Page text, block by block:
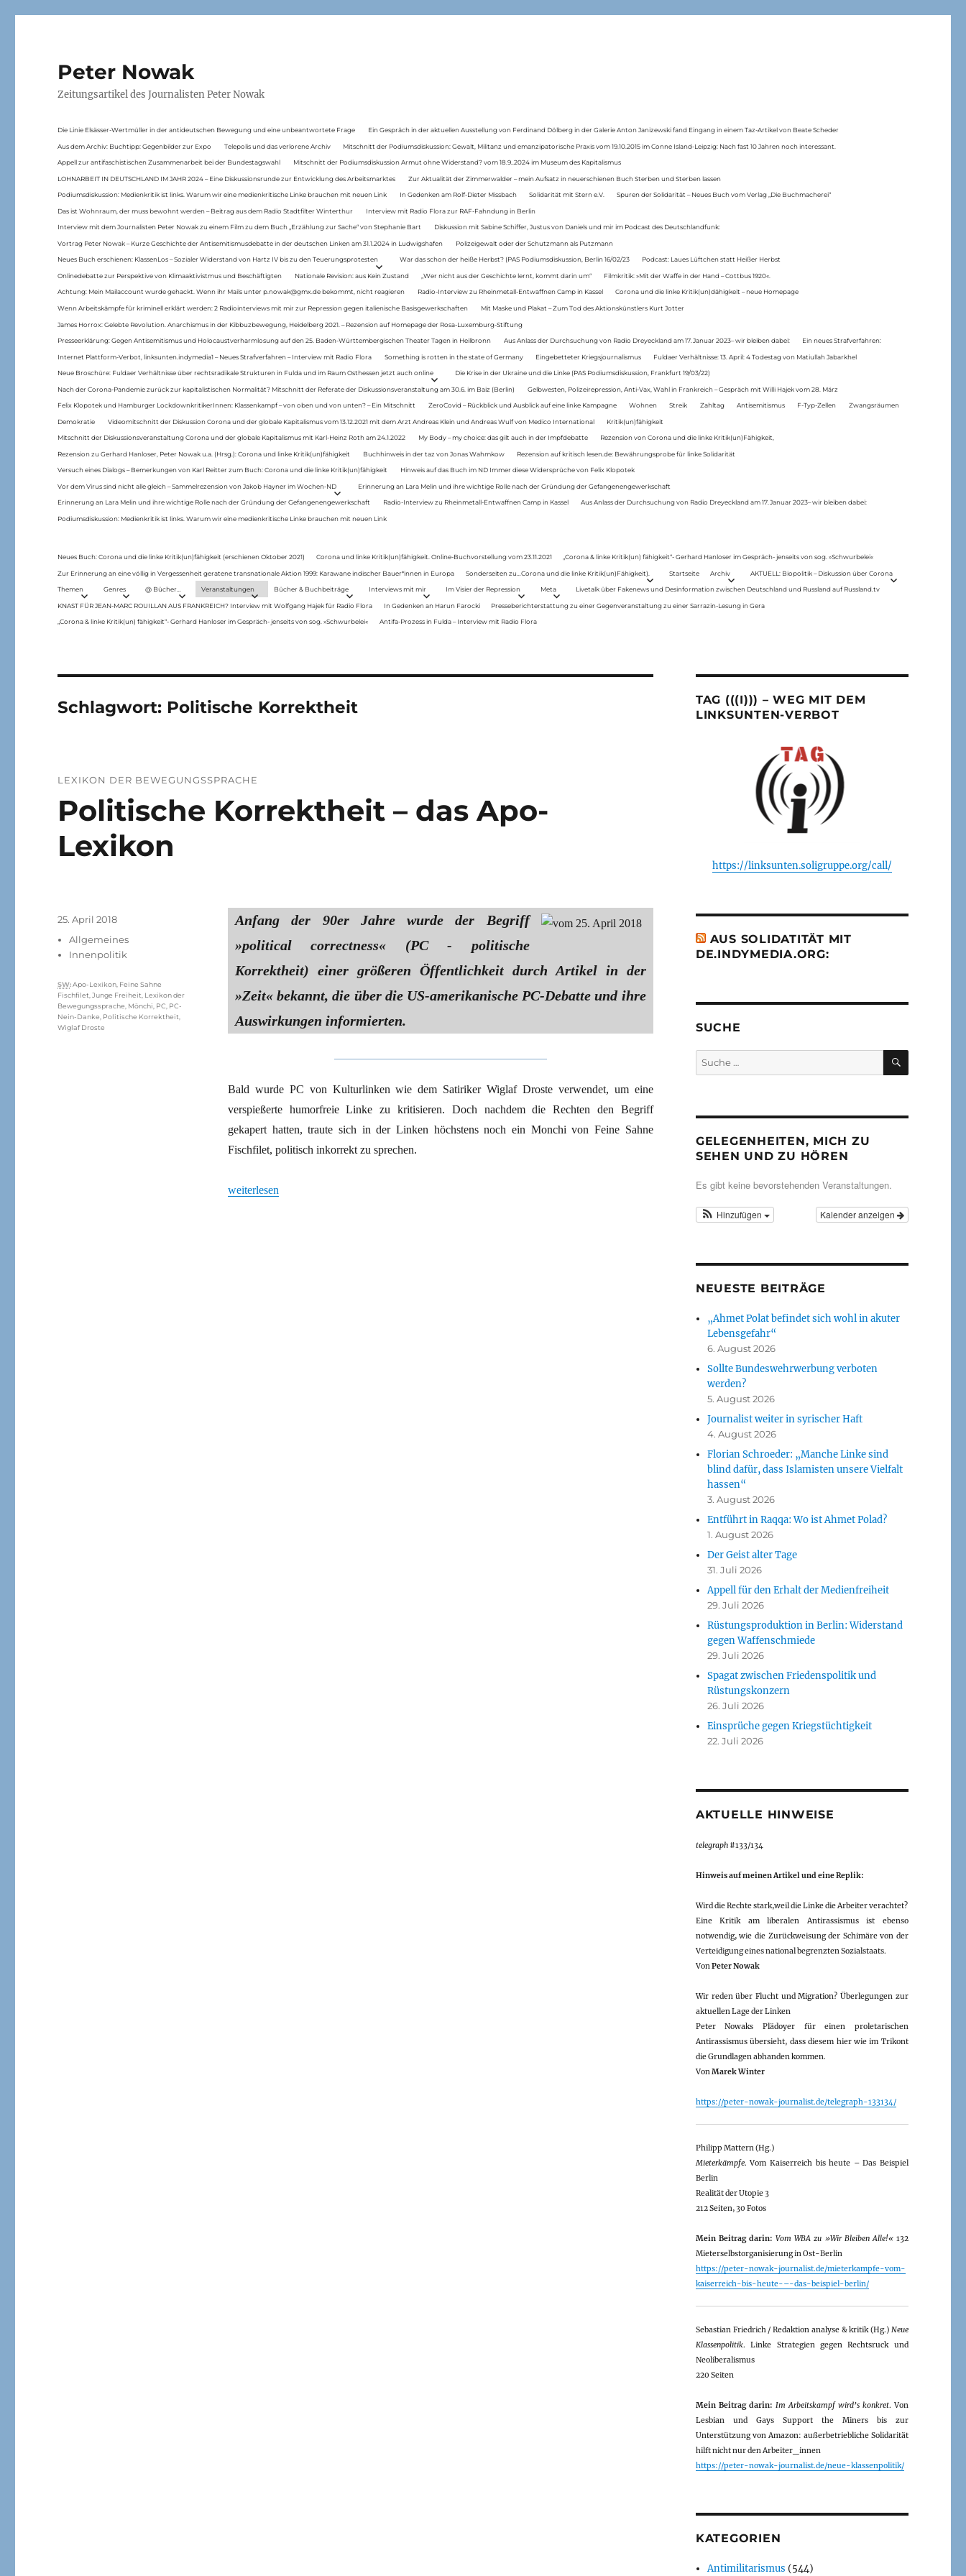
Peter Nowak
Zeitungsartikel des Journalisten Peter Nowak
Die Linie Elsässer-Wertmüller in der antideutschen Bewegung und eine unbeantwortete Frage Ein Gespräch in der aktuellen Ausstellung von Ferdinand Dölberg in der Galerie Anton Janizewski fand Eingang in einem Taz-Artikel von Beate Scheder
Aus dem Archiv: Buchtipp: Gegenbilder zur Expo Telepolis und das verlorene Archiv Mitschnitt der Podiumsdiskussion: Gewalt, Militanz und emanzipatorische Praxis vom 19.10.2015 im Conne Island-Leipzig: Nach fast 10 Jahren noch interessant.
Appell zur antifaschistischen Zusammenarbeit bei der Bundestagswahl Mitschnitt der Podiumsdiskussion Armut ohne Widerstand? vom 18.9..2024 im Museum des Kapitalismus
LOHNARBEIT IN DEUTSCHLAND IM JAHR 2024 – Eine Diskussionsrunde zur Entwicklung des Arbeitsmarktes Zur Aktualität der Zimmerwalder – mein Aufsatz in neuerschienen Buch Sterben und Sterben lassen
Podiumsdiskussion: Medienkritik ist links. Warum wir eine medienkritische Linke brauchen mit neuen Link In Gedenken am Rolf-Dieter Missbach Solidarität mit Stern e.V. Spuren der Solidarität – Neues Buch vom Verlag „Die Buchmacherei“
Das ist Wohnraum, der muss bewohnt werden – Beitrag aus dem Radio Stadtfilter Winterthur Interview mit Radio Flora zur RAF-Fahndung in Berlin
Interview mit dem Journalisten Peter Nowak zu einem Film zu dem Buch „Erzählung zur Sache“ von Stephanie Bart Diskussion mit Sabine Schiffer, Justus von Daniels und mir im Podcast des Deutschlandfunk:
Vortrag Peter Nowak – Kurze Geschichte der Antisemitismusdebatte in der deutschen Linken am 31.1.2024 in Ludwigshafen Polizeigewalt oder der Schutzmann als Putzmann
Neues Buch erschienen: KlassenLos – Sozialer Widerstand von Hartz IV bis zu den Teuerungsprotesten War das schon der heiße Herbst? (PAS Podiumsdiskussion, Berlin 16/02/23 Podcast: Laues Lüftchen statt Heißer Herbst
Onlinedebatte zur Perspektive von Klimaaktivistmus und Beschäftigten Nationale Revision: aus Kein Zustand „Wer nicht aus der Geschichte lernt, kommt darin um“ Filmkritik: »Mit der Waffe in der Hand – Cottbus 1920«.
Achtung: Mein Mailaccount wurde gehackt. Wenn ihr Mails unter p.nowak@gmx.de bekommt, nicht reagieren Radio-Interview zu Rheinmetall-Entwaffnen Camp in Kassel Corona und die linke Kritik(un)dähigkeit – neue Homepage
Wenn Arbeitskämpfe für kriminell erklärt werden: 2 Radiointerviews mit mir zur Repression gegen italienische Basisgewerkschaften Mit Maske und Plakat – Zum Tod des Aktionskünstlers Kurt Jotter
James Horrox: Gelebte Revolution. Anarchismus in der Kibbuzbewegung, Heidelberg 2021. – Rezension auf Homepage der Rosa-Luxemburg-Stiftung
Presseerklärung: Gegen Antisemitismus und Holocaustverharmlosung auf den 25. Baden-Württembergischen Theater Tagen in Heilbronn Aus Anlass der Durchsuchung von Radio Dreyeckland am 17.Januar 2023– wir bleiben dabei: Ein neues Strafverfahren:
Internet Plattform-Verbot, linksunten.indymedia1 – Neues Strafverfahren – Interview mit Radio Flora Something is rotten in the state of Germany Eingebetteter Kriegsjournalismus Fuldaer Verhältnisse: 13. April: 4 Todestag von Matiul­lah Jabarkhel
Neue Broschüre: Fuldaer Verhältnisse über rechtsradikale Strukturen in Fulda und im Raum Osthessen jetzt auch online Die Krise in der Ukraine und die Linke (PAS Podiumsdiskussion, Frankfurt 19/03/22)
Nach der Corona-Pandemie zurück zur kapitalistischen Normalität? Mitschnitt der Referate der Diskussionsveranstaltung am 30.6. im Baiz (Berlin) Gelbwesten, Polizeirepression, Anti-Vax, Wahl in Frankreich – Gespräch mit Willi Hajek vom 28. März
Felix Klopotek und Hamburger LockdownkritikerInnen: Klassenkampf – von oben und von unten? – Ein Mitschnitt ZeroCovid – Rückblick und Ausblick auf eine linke Kampagne Wohnen Streik Zahltag Antisemitismus F-Typ-Zellen Zwangsräumen
Demokratie Videomitschnitt der Diskussion Corona und der globale Kapitalismus vom 13.12.2021 mit dem Arzt Andreas Klein und Andreas Wulf von Medico International Kritik(un)fähigkeit
Mitschnitt der Diskussionsveranstaltung Corona und der globale Kapitalismus mit Karl-Heinz Roth am 24.1.2022 My Body – my choice: das gilt auch in der Impfdebatte Rezension von Corona und die linke Kritik(un)Fähigkeit,
Rezension zu Gerhard Hanloser, Peter Nowak u.a. (Hrsg.): Corona und linke Kritik(un)fähigkeit Buchhinweis in der taz von Jonas Wahmkow Rezension auf kritisch lesen.de: Bewährungsprobe für linke Solidarität
Versuch eines Dialogs – Bemerkungen von Karl Reitter zum Buch: Corona und die linke Kritik(un)fähigkeit Hinweis auf das Buch im ND Immer diese Widersprüche von Felix Klopotek
Vor dem Virus sind nicht alle gleich – Sammelrezension von Jakob Hayner im Wochen-ND Erinnerung an Lara Melin und ihre wichtige Rolle nach der Gründung der Gefangenengewerkschaft
Erinnerung an Lara Melin und ihre wichtige Rolle nach der Gründung der Gefangenengewerkschaft Radio-Interview zu Rheinmetall-Entwaffnen Camp in Kassel Aus Anlass der Durchsuchung von Radio Dreyeckland am 17.Januar 2023– wir bleiben dabei:
Podiumsdiskussion: Medienkritik ist links. Warum wir eine medienkritische Linke brauchen mit neuen Link
Neues Buch: Corona und die linke Kritik(un)fähigkeit (erschienen Oktober 2021) Corona und linke Kritik(un)fähigkeit. Online-Buchvorstellung vom 23.11.2021 „Corona & linke Kritik(un) fähigkeit“- Gerhard Hanloser im Gespräch- jenseits von sog. »Schwurbelei«
Zur Erinnerung an eine völlig in Vergessenheit geratene transnationale Aktion 1999: Karawane indischer Bauer*innen in Europa Sonderseiten zu…Corona und die linke Kritik(un)Fähigkeit). Startseite Archiv AKTUELL: Biopolitik – Diskussion über Corona
Themen Genres @ Bücher… Veranstaltungen Bücher & Buchbeiträge Interviews mit mir Im Visier der Repression Meta Livetalk über Fakenews und Desinformation zwischen Deutschland und Russland auf Russland.tv
KNAST FÜR JEAN-MARC ROUILLAN AUS FRANKREICH? Interview mit Wolfgang Hajek für Radio Flora In Gedenken an Harun Farocki Presseberichterstattung zu einer Gegenveranstaltung zu einer Sarrazin-Lesung in Gera
„Corona & linke Kritik(un) fähigkeit“- Gerhard Hanloser im Gespräch- jenseits von sog. »Schwurbelei« Antifa-Prozess in Fulda – Interview mit Radio Flora
Schlagwort: Politische Korrektheit
LEXIKON DER BEWEGUNGSSPRACHE
Politische Korrektheit – das Apo-
Lexikon
Anfang der 90er Jahre wurde der Begriff
»political correctness« (PC - politische
Korrektheit) einer größeren Öffentlichkeit durch Artikel in der
»Zeit« bekannt, die über die US-amerikanische PC-Debatte und ihre
Auswirkungen informierten.
Bald wurde PC von Kulturlinken wie dem Satiriker Wiglaf Droste verwendet, um eine
verspießerte humorfreie Linke zu kritisieren. Doch nachdem die Rechten den Begriff
gekapert hatten, traute sich in der Linken höchstens noch ein Monchi von Feine Sahne
Fischfilet, politisch inkorrekt zu sprechen.
„Politische Korrektheit – das Apo-Lexikon“
weiterlesen
Veröffentlicht
25. April 2018
Kategorien
Allgemeines
Innenpolitik
Schlagwörter
SW:Apo-Lexikon Feine Sahne
Fischfilet ,Junge Freiheit Lexikon der
Bewegungssprache Mönchi PC PC-
Nein-Danke Politische Korrektheit
Wiglaf Droste
TAG (((I))) – WEG MIT DEM
LINKSUNTEN-VERBOT
https://linksunten.soligruppe.org/call/
AUS SOLIDATITÄT MIT
DE.INDYMEDIA.ORG:
SUCHE
Suche
nach:
SUCHEN
GELEGENHEITEN, MICH ZU
SEHEN UND ZU HÖREN
Es gibt keine bevorstehenden Veranstaltungen.
Kalender anzeigen
Hinzufügen
NEUESTE BEITRÄGE
„Ahmet Polat befindet sich wohl in akuter
Lebensgefahr“
6. August 2026
Sollte Bundeswehrwerbung verboten
werden?
5. August 2026
Journalist weiter in syrischer Haft
4. August 2026
Florian Schroeder: „Manche Linke sind
blind dafür, dass Islamisten unsere Vielfalt
hassen“
3. August 2026
Entführt in Raqqa: Wo ist Ahmet Polad?
1. August 2026
Der Geist alter Tage
31. Juli 2026
Appell für den Erhalt der Medienfreiheit
29. Juli 2026
Rüstungsproduktion in Berlin: Widerstand
gegen Waffenschmiede
29. Juli 2026
Spagat zwischen Friedenspolitik und
Rüstungskonzern
26. Juli 2026
Einsprüche gegen Kriegstüchtigkeit
22. Juli 2026
AKTUELLE HINWEISE
telegraph#133/134
Hinweis auf meinen Artikel und eine Replik:
Wird die Rechte stark,weil die Linke die Arbeiter verachtet?
Eine Kritik am liberalen Antirassismus ist ebenso
notwendig, wie die Zurückweisung der Schimäre von der
Verteidigung eines national begrenzten Sozialstaats.
VonPeter Nowak
Wir reden über Flucht und Migration? Überlegungen zur
aktuellen Lage der Linken
Peter Nowaks Plädoyer für einen proletarischen
Antirassismus übersieht, dass diesem hier wie im Trikont
die Grundlagen abhanden kommen.
VonMarek Winter
https://peter-nowak-journalist.de/telegraph-133134/
Philipp Mattern (Hg.)
Mieterkämpfe. Vom Kaiserreich bis heute – Das Beispiel
Berlin
Realität der Utopie 3
212 Seiten, 30 Fotos
Mein Beitrag darin: Vom WBA zu »Wir Bleiben Alle!«132
Mieterselbstorganisierung in Ost-Berlin
https://peter-nowak-journalist.de/mieterkampfe-vom-
kaiserreich-bis-heute-–-das-beispiel-berlin/
Sebastian Friedrich / Redaktion analyse & kritik (Hg.) Neue
Klassenpolitik. Linke Strategien gegen Rechtsruck und
Neoliberalismus
220 Seiten
Mein Beitrag darin: Im Arbeitskampf wird’s konkret. Von
Lesbian und Gays Support the Miners bis zur
Unterstützung von Amazon: außerbetriebliche Solidarität
hilft nicht nur den Arbeiter_innen
https://peter-nowak-journalist.de/neue-klassenpolitik/
KATEGORIEN
Antimilitarismus (544)